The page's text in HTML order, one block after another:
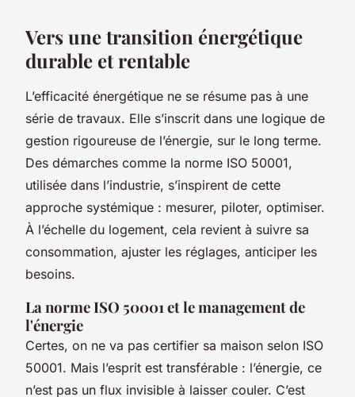
Vers une transition énergétique
durable et rentable
L’efficacité énergétique ne se résume pas à une
série de travaux. Elle s’inscrit dans une logique de
gestion rigoureuse de l’énergie, sur le long terme.
Des démarches comme la norme ISO 50001,
utilisée dans l’industrie, s’inspirent de cette
approche systémique : mesurer, piloter, optimiser.
À l’échelle du logement, cela revient à suivre sa
consommation, ajuster les réglages, anticiper les
besoins.
La norme ISO 50001 et le management de
l'énergie
Certes, on ne va pas certifier sa maison selon ISO
50001. Mais l’esprit est transférable : l’énergie, ce
n’est pas un flux invisible à laisser couler. C’est